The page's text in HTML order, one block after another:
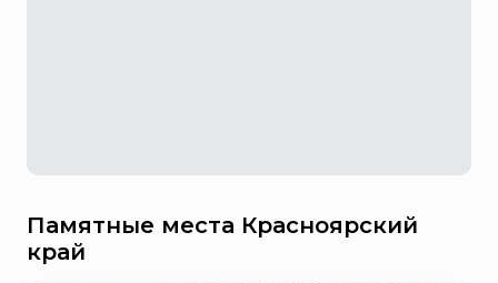
Памятные места Красноярский
край